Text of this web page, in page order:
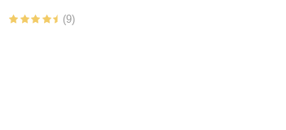
(9)